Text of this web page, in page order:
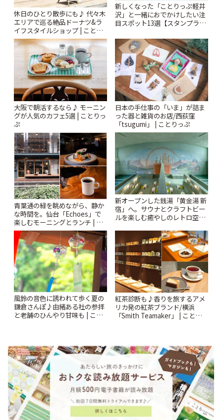
休日のひとり散歩にも♪ 代々木
エリアで巡る絶品ドーナツ&ラ
イフスタイルショップ | ことり
っぷ
新しくなった「ことりっぷ軽井
沢」と一緒におでかけしたい注
目スポット13選【スタンプラリ
大阪で朝活するなら♪ モーニン
グが人気のカフェ5選 | ことりっ
ぷ
日本の手仕事の「いま」が詰ま
った器と雑貨のお店/西荻窪
「tsugumi」 | ことりっぷ
青葉通の緑を眺めながら、静か
な時間を。仙台「Echoes」で
楽しむモーニングとランチ | こ
とりっぷ
新オープンした銭湯「黄金湯 新
宿」へ。サウナとクラフトビー
ルを楽しむ癒やしのレトロ空間
風鈴の音色に誘われて歩く夏の
鎌倉さんぽ♪由緒ある社の参拝
と老舗のひんやり甘味も | こと
紅茶診断も♪香りを旅するアメ
リカ発の紅茶ブランド/横浜
「Smith Teamaker」 | ことりっ